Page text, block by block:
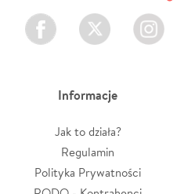
Facebook Twitter Instagram
Informacje
Jak to działa?
Regulamin
Polityka Prywatności